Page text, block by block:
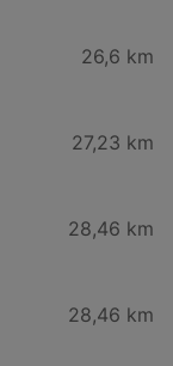
26,6 km
27,23 km
28,46 km
28,46 km